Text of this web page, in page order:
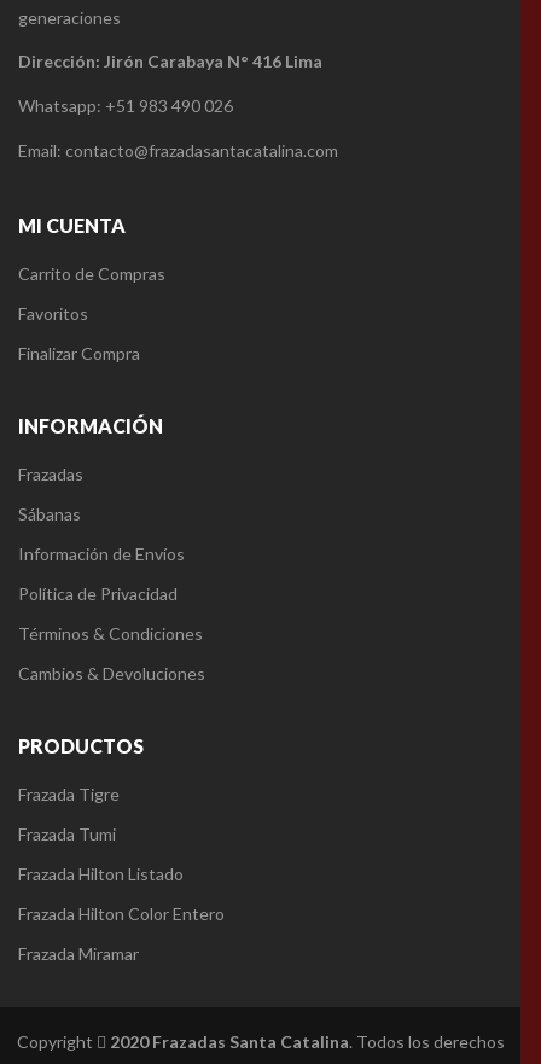
generaciones
Dirección: Jirón Carabaya N° 416 Lima
Whatsapp: +51 983 490 026
Email: contacto@frazadasantacatalina.com
MI CUENTA
Carrito de Compras
Favoritos
Finalizar Compra
INFORMACIÓN
Frazadas
Sábanas
Información de Envíos
Política de Privacidad
Términos & Condiciones
Cambios & Devoluciones
PRODUCTOS
Frazada Tigre
Frazada Tumi
Frazada Hilton Listado
Frazada Hilton Color Entero
Frazada Miramar
Copyright 2020Frazadas Santa Catalina. Todos los derechos